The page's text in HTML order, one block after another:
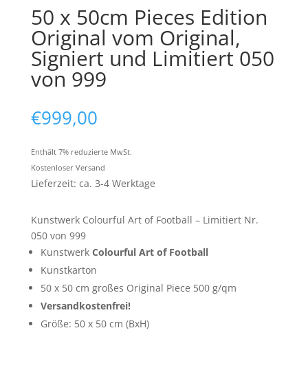
50 x 50cm Pieces Edition
Original vom Original,
Signiert und Limitiert 050
von 999
€999,00
Enthält 7% reduzierte MwSt.
Kostenloser Versand
Lieferzeit: ca. 3-4 Werktage
Kunstwerk Colourful Art of Football – Limitiert Nr.
050 von 999
Kunstwerk Colourful Art of Football
Kunstkarton
50 x 50 cm großes Original Piece 500 g/qm
Versandkostenfrei!
Größe: 50 x 50 cm (BxH)